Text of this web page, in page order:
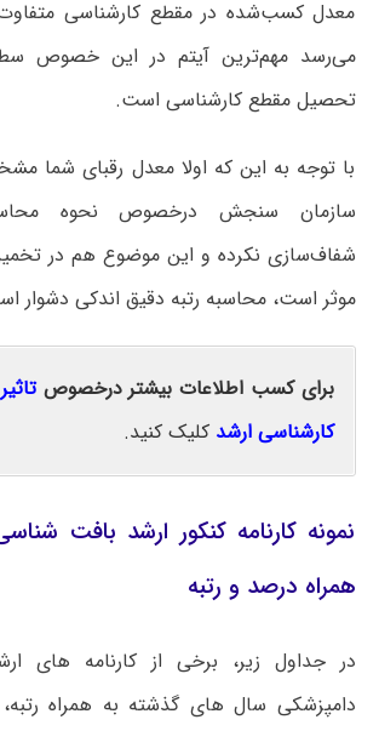
معدل کسب‌شده در مقطع کارشناسی
می‌رسد مهم‌ترین آیتم در این خصوص
تحصیل مقطع کارشناسی است.
با توجه به این که اولا معدل رقبای شما
سازمان سنجش درخصوص نحوه
شفاف‌سازی نکرده و این موضوع هم در
موثر است، محاسبه رتبه دقیق اندکی دشوار
برای کسب اطلاعات بیشتر درخصوص
کارشناسی ارشد کلیک کنید.
نمونه کارنامه کنکور ارشد بافت
همراه درصد و رتبه
در جداول زیر، برخی از کارنامه های
دامپزشکی سال های گذشته به همراه